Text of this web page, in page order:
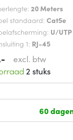
20 Meters
standaard: Cat5e
U/
1: RJ-45
excl. btw
2 stuks
60